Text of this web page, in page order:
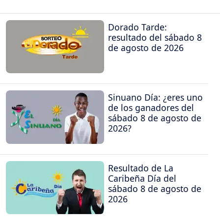
Dorado Tarde:
resultado del sábado 8
de agosto de 2026
Sinuano Día: ¿eres uno
de los ganadores del
sábado 8 de agosto de
2026?
Resultado de La
Caribeña Día del
sábado 8 de agosto de
2026